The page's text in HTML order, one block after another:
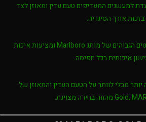
למעשנים המעדיפים טעם עדין ומאוזן לצד
אורך הסיגריה.
הגבוהים של מותגMarlboroומציעות איכות
איכותית בכל חפיסה.
מבלי לוותר על הטעם העדין והמאוזן של
מהווה בחירה מצוינת.